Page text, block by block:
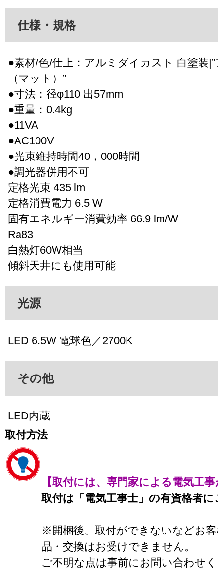
仕様・規格
●素材/色/仕上：アルミダイカスト 白塗装
（マット）”
●寸法：径φ110 出57mm
●重量：0.4kg
●11VA
●AC100V
●光束維持時間40，000時間
●調光器併用不可
定格光束 435 lm
定格消費電力 6.5 W
固有エネルギー消費効率 66.9 lm/W
Ra83
白熱灯60W相当
傾斜天井にも使用可能
光源
LED 6.5W 電球色／2700K
その他
LED内蔵
取付方法
【取付には、専門家による電気工
取付は「電気工事士」の有資格者
※開梱後、取付ができないなどお
品・交換はお受けできません。
ご不明な点は事前にお問い合わせ